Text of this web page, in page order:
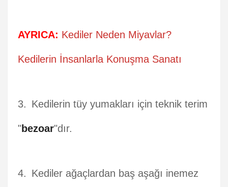
AYRICA: Kediler Neden Miyavlar?
Kedilerin İnsanlarla Konuşma Sanatı
Kedilerin tüy yumakları için teknik terim
"bezoar"dır.
Kediler ağaçlardan baş aşağı inemez